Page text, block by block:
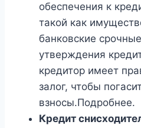
обеспечения к
такой как
банковские
утверждения
кредитор имеет
залог, чтобы
взносы.Подробнее.
Кредит